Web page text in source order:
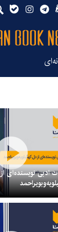
اقتباس معکوس از
ادبی نویسنده‌ای